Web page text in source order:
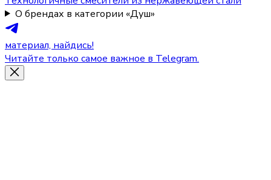
О брендах в категории «Душ»
материал, найдись!
Читайте только самое важное в Telegram.